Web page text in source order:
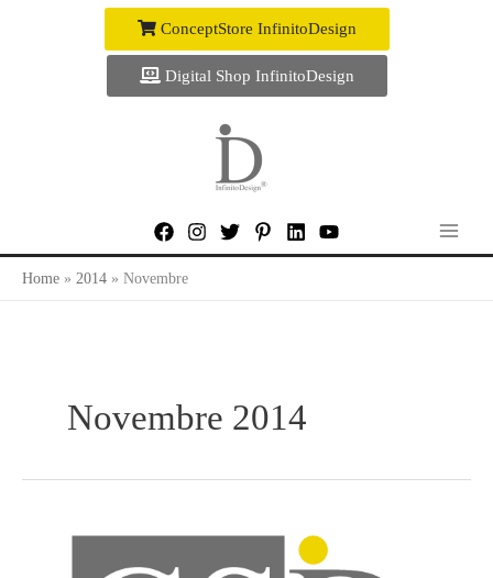
ConceptStore InfinitoDesign
Digital Shop InfinitoDesign
Home 2014 Novembre
Novembre 2014